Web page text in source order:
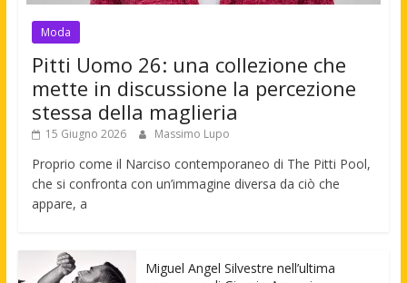
Moda
Pitti Uomo 26: una collezione che
mette in discussione la percezione
stessa della maglieria
15 Giugno 2026 Massimo Lupo
Proprio come il Narciso contemporaneo di The Pitti Pool,
che si confronta con un’immagine diversa da ciò che
appare, a
Miguel Angel Silvestre nell’ultima